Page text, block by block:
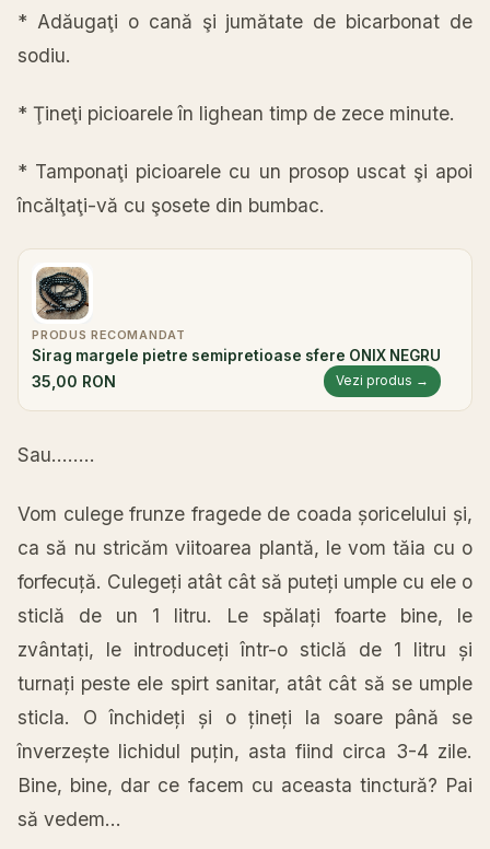
* Adăugaţi o cană şi jumătate de bicarbonat de
sodiu.
* Ţineţi picioarele în lighean timp de zece minute.
* Tamponaţi picioarele cu un prosop uscat şi apoi
încălţaţi-vă cu şosete din bumbac.
PRODUS RECOMANDAT
Sirag margele pietre semipretioase sfere ONIX NEGRU
35,00 RON Vezi produs →
Sau……..
Vom culege frunze fragede de coada șoricelului și,
ca să nu stricăm viitoarea plantă, le vomtăia cu o
forfecuță. Culegeți atât cât să puteți umple cu ele o
sticlă de un 1 litru. Le spălați foarte bine, le
zvântați, le introduceți într-o sticlă de 1 litru și
turnați peste ele spirt sanitar, atât cât să se umple
sticla. Oînchideți și oțineți la soare până se
înverzește lichidul puțin, asta fiind circa 3-4 zile.
Bine, bine, dar ce facem cu aceasta tinctură? Pai
să vedem…